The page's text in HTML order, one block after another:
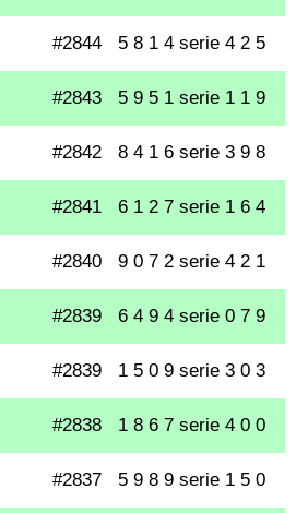
#2844 5 8 1 4 serie 4 2 5
#2843 5 9 5 1 serie 1 1 9
#2842 8 4 1 6 serie 3 9 8
#2841 6 1 2 7 serie 1 6 4
#2840 9 0 7 2 serie 4 2 1
#2839 6 4 9 4 serie 0 7 9
#2839 1 5 0 9 serie 3 0 3
#2838 1 8 6 7 serie 4 0 0
#2837 5 9 8 9 serie 1 5 0